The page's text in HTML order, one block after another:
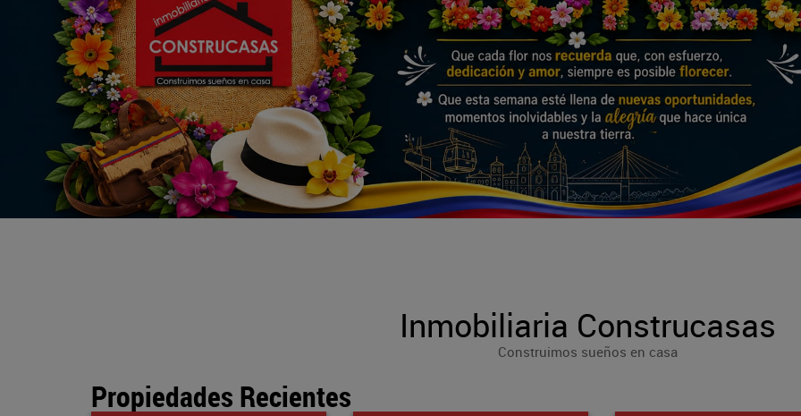
Inmobiliaria Construcasas
Construimos sueños en casa
Propiedades Recientes